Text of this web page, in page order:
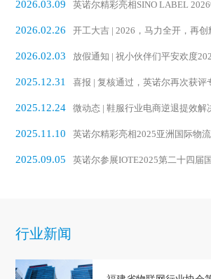
2026.03.09 英诺尔精彩亮相SINO LABEL 2026中国国
2026.02.26 开工大吉 | 2026，马力全开，再创
2026.02.03 放假通知 | 祝小伙伴们平安欢度
2025.12.31 喜报 | 复核通过，英诺尔再次获评
2025.12.24 微动态 | 鞋服行业电商逆退提效解
2025.11.10 英诺尔精彩亮相2025亚洲国际物流
2025.09.05 英诺尔参展IOTE2025第二十四届国际
行业新闻